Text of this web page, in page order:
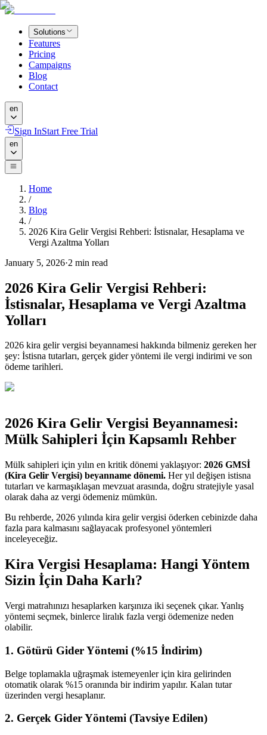
Solutions
Features
Pricing
Campaigns
Blog
Contact
en
Sign InStart Free Trial
en
Home
/
Blog
/
2026 Kira Gelir Vergisi Rehberi: İstisnalar, Hesaplama ve
Vergi Azaltma Yolları
January 5, 2026·2 min read
2026 Kira Gelir Vergisi Rehberi:
İstisnalar, Hesaplama ve Vergi Azaltma
Yolları
2026 kira gelir vergisi beyannamesi hakkında bilmeniz gereken her
şey: İstisna tutarları, gerçek gider yöntemi ile vergi indirimi ve son
ödeme tarihleri.
2026 Kira Gelir Vergisi Beyannamesi:
Mülk Sahipleri İçin Kapsamlı Rehber
Mülk sahipleri için yılın en kritik dönemi yaklaşıyor: 2026 GMSİ
(Kira Gelir Vergisi) beyanname dönemi. Her yıl değişen istisna
tutarları ve karmaşıklaşan mevzuat arasında, doğru stratejiyle yasal
olarak daha az vergi ödemeniz mümkün.
Bu rehberde, 2026 yılında kira gelir vergisi öderken cebinizde daha
fazla para kalmasını sağlayacak profesyonel yöntemleri
inceleyeceğiz.
Kira Vergisi Hesaplama: Hangi Yöntem
Sizin İçin Daha Karlı?
Vergi matrahınızı hesaplarken karşınıza iki seçenek çıkar. Yanlış
yöntemi seçmek, binlerce liralık fazla vergi ödemenize neden
olabilir.
1. Götürü Gider Yöntemi (%15 İndirim)
Belge toplamakla uğraşmak istemeyenler için kira gelirinden
otomatik olarak %15 oranında bir indirim yapılır. Kalan tutar
üzerinden vergi hesaplanır.
2. Gerçek Gider Yöntemi (Tavsiye Edilen)